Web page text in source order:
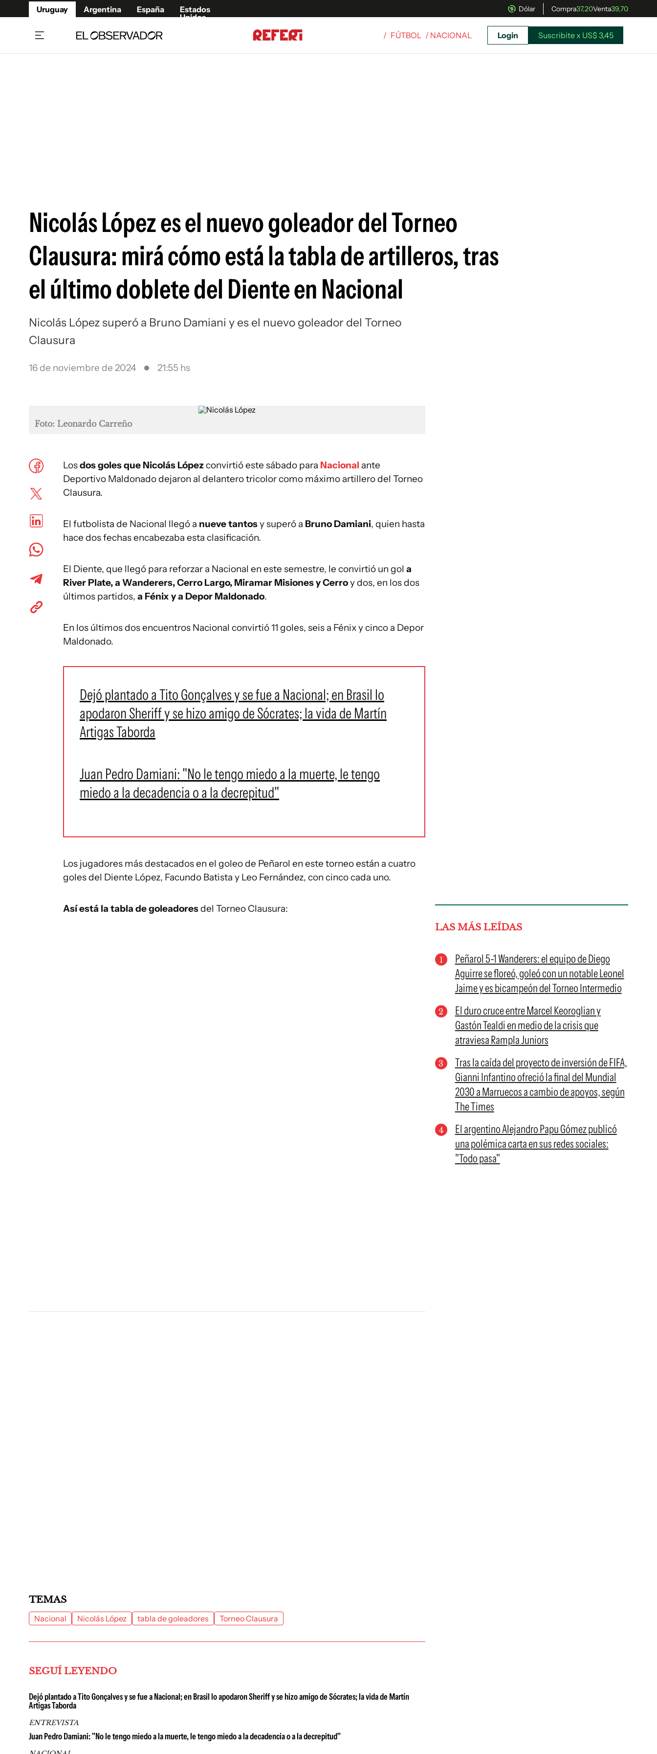
Uruguay Argentina España
Estados
Unidos
Dólar Compra37,20Venta39,70
/ FÚTBOL / NACIONAL Login Suscribite x US$ 3,45
Nicolás López es el nuevo goleador del Torneo
Clausura: mirá cómo está la tabla de artilleros, tras
el último doblete del Diente en Nacional
Nicolás López superó a Bruno Damiani y es el nuevo goleador del Torneo
Clausura
16 de noviembre de 2024 21:55 hs
Foto: Leonardo Carreño
Losdos goles que Nicolás Lópezconvirtió este sábado para Nacional ante
Deportivo Maldonado dejaron al delantero tricolor como máximo artillero del Torneo
Clausura.
El futbolista de Nacional llegó a nueve tantosy superó a Bruno Damiani, quien hasta
hace dos fechas encabezaba esta clasificación.
El Diente, que llegó para reforzar a Nacional en este semestre, le convirtió un gol a
River Plate, a Wanderers, Cerro Largo, Miramar Misiones y Cerroy dos, en los dos
últimos partidos, a Fénix y a Depor Maldonado.
En los últimos dos encuentros Nacional convirtió 11 goles, seis a Fénix y cinco a Depor
Maldonado.
Dejó plantado a Tito Gonçalves y se fue a Nacional; en Brasil lo
apodaron Sheriff y se hizo amigo de Sócrates; la vida de Martín
Artigas Taborda
Juan Pedro Damiani: "No le tengo miedo a la muerte, le tengo
miedo a la decadencia o a la decrepitud"
Los jugadores más destacados en el goleo de Peñarol en este torneo están a cuatro
goles del Diente López, Facundo Batista y Leo Fernández, con cinco cada uno.
Así está la tabla de goleadoresdel Torneo Clausura:
LAS MÁS LEÍDAS
Peñarol 5-1 Wanderers: el equipo de Diego
Aguirre se floreó, goleó con un notable Leonel
Jaime y es bicampeón del Torneo Intermedio
El duro cruce entre Marcel Keoroglian y
Gastón Tealdi en medio de la crisis que
atraviesa Rampla Juniors
Tras la caída del proyecto de inversión de FIFA,
Gianni Infantino ofreció la final del Mundial
2030 a Marruecos a cambio de apoyos, según
The Times
El argentino Alejandro Papu Gómez publicó
una polémica carta en sus redes sociales:
"Todo pasa"
TEMAS
Nacional Nicolás López tabla de goleadores Torneo Clausura
SEGUÍ LEYENDO
Dejó plantado a Tito Gonçalves y se fue a Nacional; en Brasil lo apodaron Sheriff y se hizo amigo de Sócrates; la vida de Martín
Artigas Taborda
ENTREVISTA
Juan Pedro Damiani: "No le tengo miedo a la muerte, le tengo miedo a la decadencia o a la decrepitud"